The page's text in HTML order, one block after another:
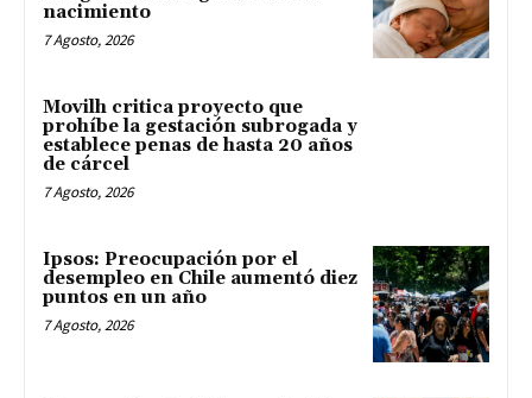
nacimiento
7 Agosto, 2026
Movilh critica proyecto que
prohíbe la gestación subrogada y
establece penas de hasta 20 años
de cárcel
7 Agosto, 2026
Ipsos: Preocupación por el
desempleo en Chile aumentó diez
puntos en un año
7 Agosto, 2026